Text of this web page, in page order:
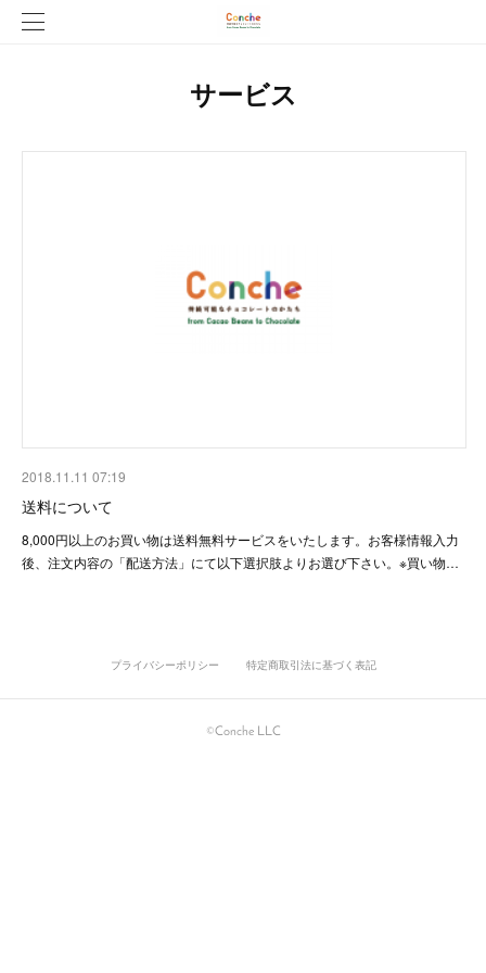
サービス
2018.11.11 07:19
送料について
8,000円以上のお買い物は送料無料サービスをいたします。お客様情報入力
後、注文内容の「配送方法」にて以下選択肢よりお選び下さい。※買い物…
プライバシーポリシー 特定商取引法に基づく表記
©Conche LLC